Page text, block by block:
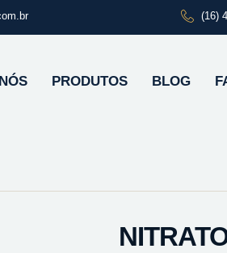
(16)
PRODUTOS BLOG